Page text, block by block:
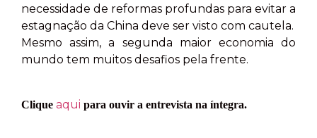
necessidade de reformas profundas para evitar a
estagnação da China deve ser visto com cautela.
Mesmo assim, a segunda maior economia do
mundo tem muitos desafios pela frente.
Clique aqui para ouvir a entrevista na íntegra.